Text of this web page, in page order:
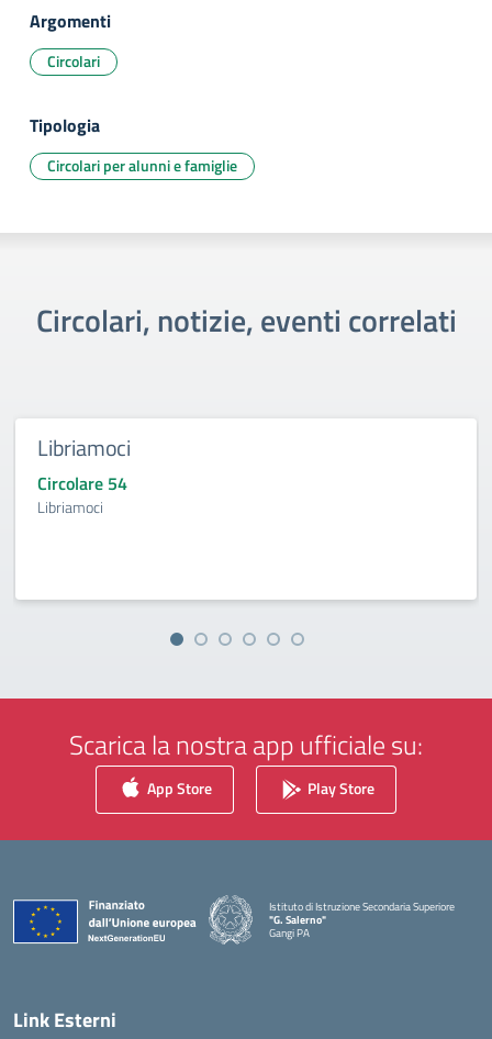
Argomenti
Circolari
Tipologia
Circolari per alunni e famiglie
Circolari, notizie, eventi correlati
Libriamoci
Circolare 54
Libriamoci
Scarica la nostra app ufficiale su:
App Store Play Store
Istituto di Istruzione Secondaria Superiore
"G. Salerno"
Gangi PA
— Visita la pagina iniziale della scuola
Link Esterni